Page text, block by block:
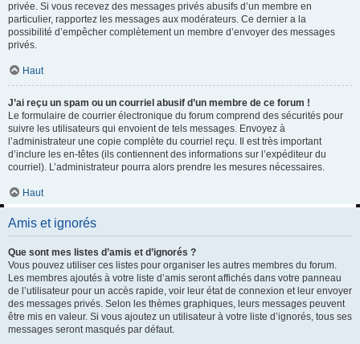
privée. Si vous recevez des messages privés abusifs d’un membre en
particulier, rapportez les messages aux modérateurs. Ce dernier a la
possibilité d’empêcher complètement un membre d’envoyer des messages
privés.
Haut
J’ai reçu un spam ou un courriel abusif d’un membre de ce forum !
Le formulaire de courrier électronique du forum comprend des sécurités pour
suivre les utilisateurs qui envoient de tels messages. Envoyez à
l’administrateur une copie complète du courriel reçu. Il est très important
d’inclure les en-têtes (ils contiennent des informations sur l’expéditeur du
courriel). L’administrateur pourra alors prendre les mesures nécessaires.
Haut
Amis et ignorés
Que sont mes listes d’amis et d’ignorés ?
Vous pouvez utiliser ces listes pour organiser les autres membres du forum.
Les membres ajoutés à votre liste d’amis seront affichés dans votre panneau
de l’utilisateur pour un accès rapide, voir leur état de connexion et leur envoyer
des messages privés. Selon les thèmes graphiques, leurs messages peuvent
être mis en valeur. Si vous ajoutez un utilisateur à votre liste d’ignorés, tous ses
messages seront masqués par défaut.